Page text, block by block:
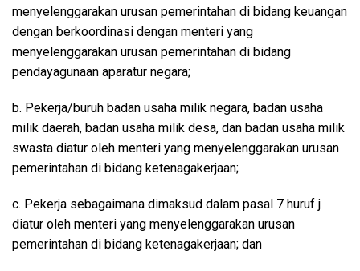
menyelenggarakan urusan pemerintahan di bidang keuangan
dengan berkoordinasi dengan menteri yang
menyelenggarakan urusan pemerintahan di bidang
pendayagunaan aparatur negara;
b. Pekerja/buruh badan usaha milik negara, badan usaha
milik daerah, badan usaha milik desa, dan badan usaha milik
swasta diatur oleh menteri yang menyelenggarakan urusan
pemerintahan di bidang ketenagakerjaan;
c. Pekerja sebagaimana dimaksud dalam pasal 7 huruf j
diatur oleh menteri yang menyelenggarakan urusan
pemerintahan di bidang ketenagakerjaan; dan